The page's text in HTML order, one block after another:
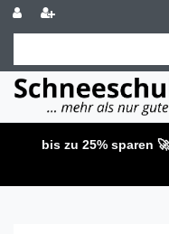
bis zu 25% sparen 🚀